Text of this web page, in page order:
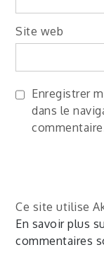
Site web
Enregistrer
dans le
Ce site utilise
En savoir plus
commentaires